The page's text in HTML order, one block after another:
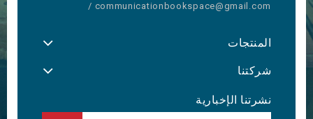
/ communicationbookspace@gmail.com
المنتجات
شركتنا
نشرتنا الإخبارية